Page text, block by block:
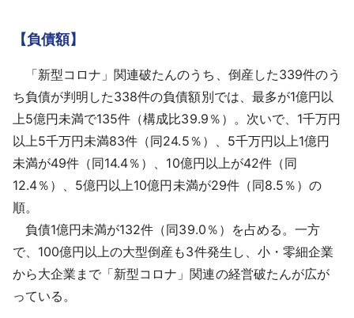
【負債額】
「新型コロナ」関連破たんのうち、倒産した339件のう
ち負債が判明した338件の負債額別では、最多が1億円以
上5億円未満で135件（構成比39.9％）。次いで、1千万円
以上5千万円未満83件（同24.5％）、5千万円以上1億円
未満が49件（同14.4％）、10億円以上が42件（同
12.4％）、5億円以上10億円未満が29件（同8.5％）の
順。
負債1億円未満が132件（同39.0％）を占める。一方
で、100億円以上の大型倒産も3件発生し、小・零細企業
から大企業まで「新型コロナ」関連の経営破たんが広が
っている。